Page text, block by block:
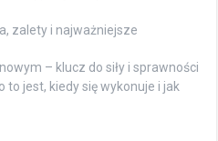
uniknąć błędów w praktyce
typ, wymiary i drzwi do
zalety i najważniejsze